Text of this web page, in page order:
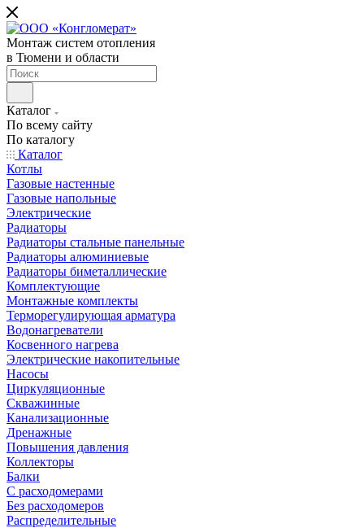
Монтаж систем отопления
в Тюмени и области
Каталог
По всему сайту
По каталогу
Каталог
Котлы
Газовые настенные
Газовые напольные
Электрические
Радиаторы
Радиаторы стальные панельные
Радиаторы алюминиевые
Радиаторы биметаллические
Комплектующие
Монтажные комплекты
Терморегулирующая арматура
Водонагреватели
Косвенного нагрева
Электрические накопительные
Насосы
Циркуляционные
Скважинные
Канализационные
Дренажные
Повышения давления
Коллекторы
Балки
С расходомерами
Без расходомеров
Распределительные